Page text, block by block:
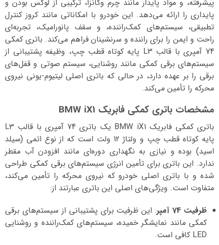
پیشرفته، و مواد پایدار مانند چرم وگانزا، ترکیبی از لوکس بودن و
پایداری را ارائه می‌دهد. این خودرو با امکاناتی مانند کروز کنترل
تطبیقی، سیستم‌های کمک‌راننده، و سقف پانورامیک، تجربه‌ای
راحت و ایمن را برای راننده و سرنشینان فراهم می‌کند. باتری کمکی
74 آمپری با قالب L3 پایه کوتاه قطب چپ، وظیفه پشتیبانی از
سیستم‌های برقی کمکی مانند روشنایی، سیستم صوتی و قفل‌های
برقی را بر عهده دارد، در حالی که باتری اصلی لیتیوم-یونی نیروی
محرکه را تأمین می‌کند.
مشخصات باتری کمکی فابریک BMW iX1
باتری کمکی فابریک BMW iX1 یک باتری 74 آمپری با قالب L3
پایه کوتاه قطب چپ و ولتاژ 12 ولت است که از نوع اتمی (سیلد
اسید) بوده و نیازی به نگهداری دوره‌ای مانند افزودن آب مقطر
ندارد. این باتری برای تأمین انرژی سیستم‌های برقی کمکی طراحی
شده و با باتری اصلی خودرو که نیروی محرکه را تأمین می‌کند،
متفاوت است. ویژگی‌های اصلی این باتری عبارتند از:
ظرفیت 74 آمپر
: این ظرفیت برای پشتیبانی از سیستم‌های برقی
کمکی مانند نمایشگر خمیده، سیستم‌های کمک‌راننده و روشنایی
LED کافی است.